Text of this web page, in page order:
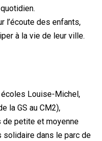
l’écoute des enfants,
à la vie de leur ville.
Louise-Michel,
la GS au CM2),
de petite et moyenne
dans le parc de